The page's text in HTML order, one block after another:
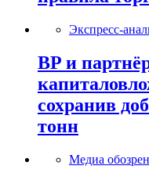
Экспресс-
BP и
сохранив
тонн
Медиа